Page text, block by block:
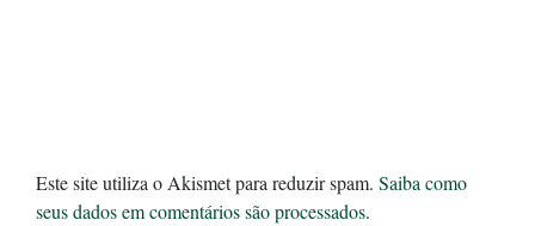
Este site utiliza o Akismet para reduzir spam. Saiba como
seus dados em comentários são processados.